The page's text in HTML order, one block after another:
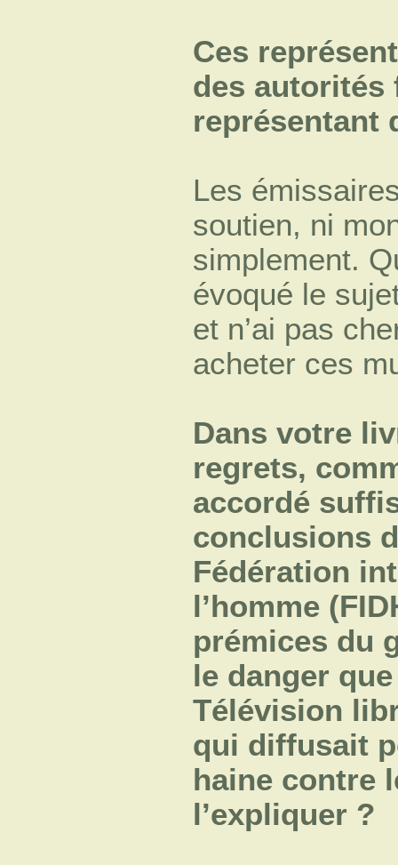
Ces
des autorités
représentant
Les
soutien, ni
simplement.
évoqué le
et n’ai pas
acheter ces
Dans votre
regrets,
accordé
conclusions
Fédération
l’homme
prémices du
le danger
Télévision
qui diffusait
haine contre
l’expliquer ?